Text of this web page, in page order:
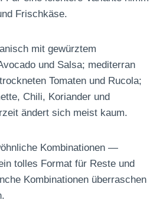
Frischkäse.
mit gewürztem
und Salsa; mediterran
Tomaten und Rucola;
Chili, Koriander und
ändert sich meist kaum.
Kombinationen —
tolles Format für Reste und
Kombinationen überraschen